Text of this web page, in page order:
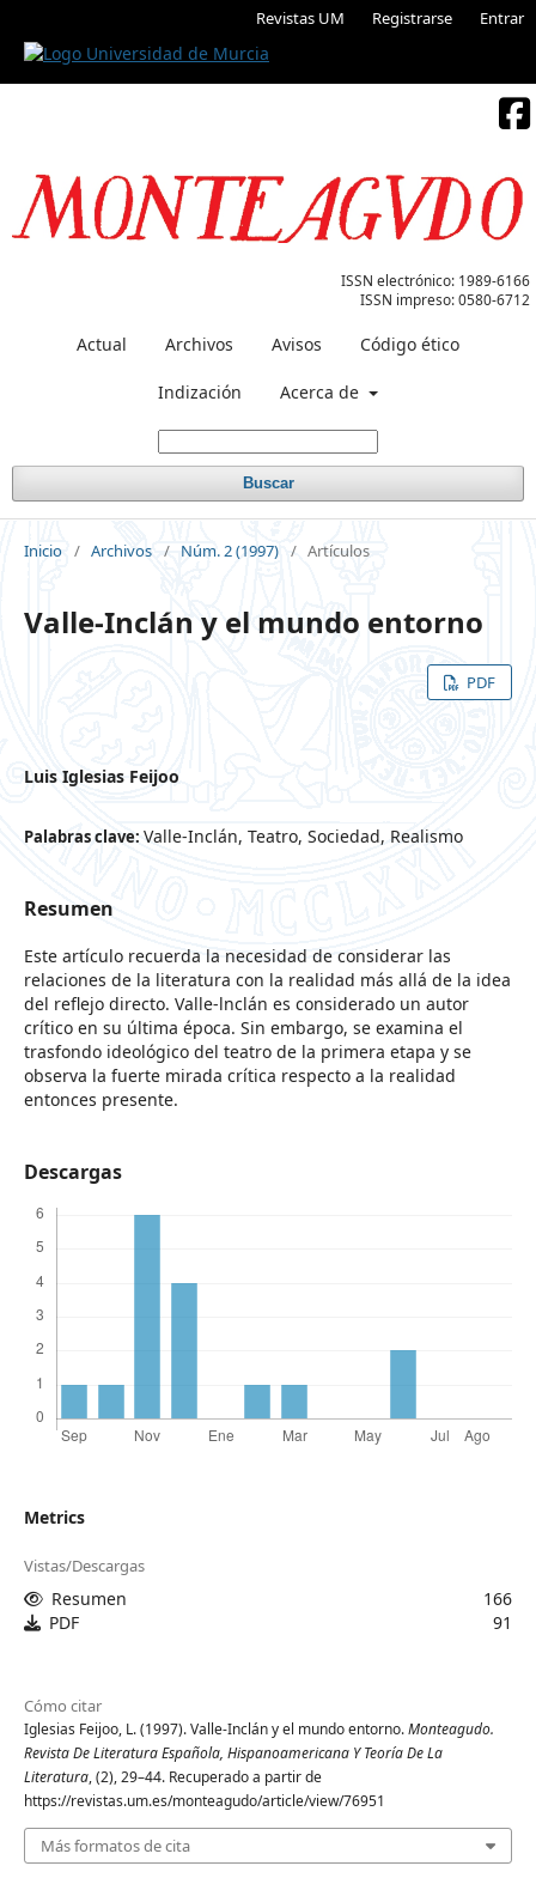
Revistas UM Registrarse Entrar
ISSN electrónico: 1989-6166
ISSN impreso:0580-6712
Actual Archivos Avisos Código ético
Indización Acerca de
Buscar
Inicio / Archivos / Núm. 2 (1997) / Artículos
Valle-Inclán y el mundo entorno
PDF
Luis Iglesias Feijoo
Palabras clave: Valle-Inclán, Teatro, Sociedad, Realismo
Resumen
Este artículo recuerda la necesidad de considerar las
relaciones de la literatura con la realidad más allá de la idea
del reflejo directo. Valle-lnclán es considerado un autor
crítico en su última época. Sin embargo, se examina el
trasfondo ideológico del teatro de la primera etapa y se
observa la fuerte mirada crítica respecto a la realidad
entonces presente.
Descargas
Metrics
Vistas/Descargas
Resumen
166
PDF
91
Cómo citar
Iglesias Feijoo, L. (1997). Valle-Inclán y el mundo entorno.Monteagudo.
Revista De Literatura Española, Hispanoamericana Y Teoría De La
Literatura, (2), 29–44. Recuperado a partir de
https://revistas.um.es/monteagudo/article/view/76951
Más formatos de cita